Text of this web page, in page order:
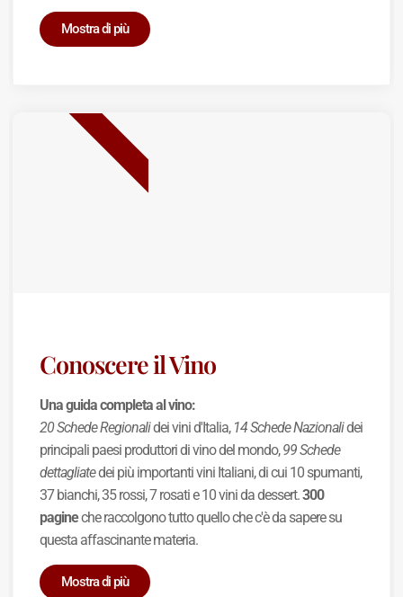
Mostra di più
Conoscere il Vino
Una guida completa al vino:
20 Schede Regionalidei vini d'Italia, 14 Schede Nazionalidei
principali paesi produttori di vino del mondo,99 Schede
dettagliatedei più importanti vini Italiani, di cui 10 spumanti,
37 bianchi, 35 rossi, 7 rosati e 10 vini da dessert.300
pagineche raccolgono tutto quello che c'è da sapere su
questa affascinante materia.
Mostra di più
BEST SELLER